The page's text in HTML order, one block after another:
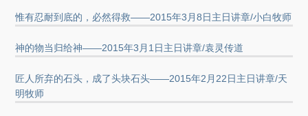
惟有忍耐到底的，必然得救——2015年3月8日主日讲章/小白牧师
神的物当归给神——2015年3月1日主日讲章/袁灵传道
匠人所弃的石头，成了头块石头——2015年2月22日主日讲章/天
明牧师